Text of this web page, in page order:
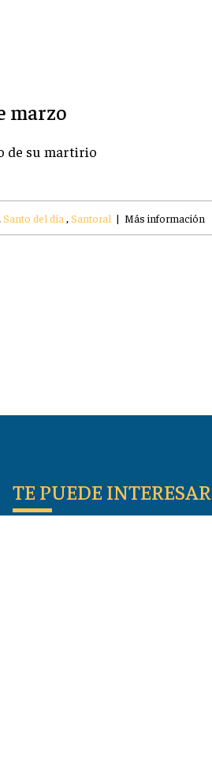
marzo
de su martirio
Santo del día ,Santoral | Más información
TE PUEDE INTERESAR